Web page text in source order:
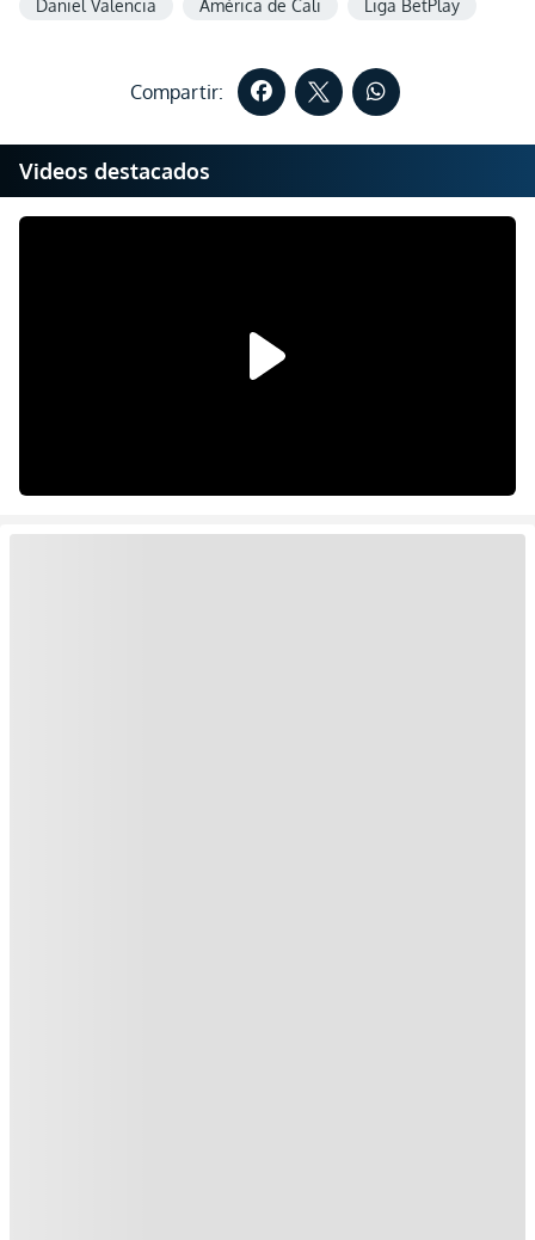
Daniel Valencia América de Cali Liga BetPlay
Compartir:
Videos destacados